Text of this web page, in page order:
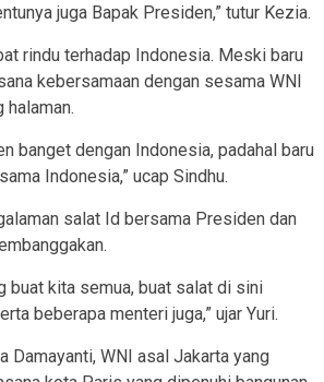
juga Bapak Presiden,” tutur Kezia.
rindu terhadap Indonesia. Meski baru
kebersamaan dengan sesama WNI
halaman.
banget dengan Indonesia, padahal baru
Indonesia,” ucap Sindhu.
salat Id bersama Presiden dan
buat kita semua, buat salat di sini
beberapa menteri juga,” ujar Yuri.
Damayanti, WNI asal Jakarta yang